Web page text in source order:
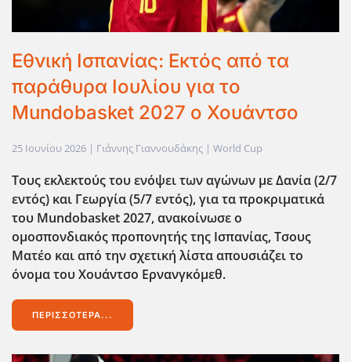
Εθνική Ισπανίας: Εκτός από τα
παράθυρα Ιουλίου για το
Mundobasket 2027 ο Χουάντσο
25 Ιουνίου 2026 | Γιάννης Γιαννουδάκης | World Cup
Τους εκλεκτούς του ενόψει των αγώνων με Δανία (2/7
εντός) και Γεωργία (5/7 εντός), για τα προκριματικά
του Mundobasket2027, ανακοίνωσε ο
ομοσπονδιακός προπονητής της Ισπανίας, Τσους
Ματέο και από την σχετική λίστα απουσιάζει το
όνομα του Χουάντσο Ερνανγκόμεθ.
ΠΕΡΙΣΣΌΤΕΡΑ...